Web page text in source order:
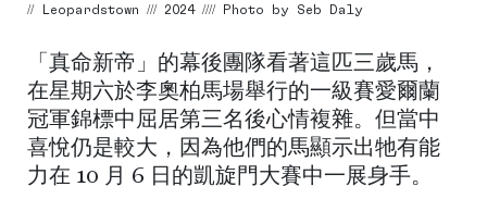
// Leopardstown /// 2024 //// Photo by Seb Daly
「真命新帝」的幕後團隊看著這匹三歲馬，
在星期六於李奧柏馬場舉行的一級賽愛爾蘭
冠軍錦標中屈居第三名後心情複雜。但當中
喜悅仍是較大，因為他們的馬顯示出牠有能
力在 10 月 6 日的凱旋門大賽中一展身手。